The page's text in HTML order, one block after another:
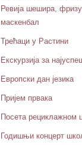
Ревија шешира,
маскенбал
Трећаци у Растини
Екскурзија за
Европски дан језика
Пријем првака
Посета рециклажном
Годишњи концерт